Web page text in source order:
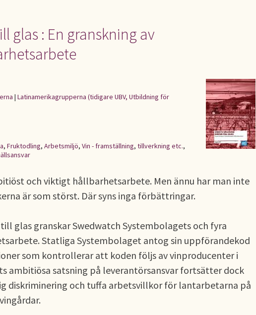
glas : En granskning av
| Latinamerikagrupperna (tidigare UBV, Utbildning för
, Fruktodling, Arbetsmiljö, Vin - framställning, tillverkning etc.,
och viktigt hållbarhetsarbete. Men ännu har man inte
är som störst. Där syns inga förbättringar.
glas granskar Swedwatch Systembolagets och fyra
Statliga Systembolaget antog sin uppförandekod
som kontrollerar att koden följs av vinproducenter i
ambitiösa satsning på leverantörsansvar fortsätter dock
diskriminering och tuffa arbetsvillkor för lantarbetarna på